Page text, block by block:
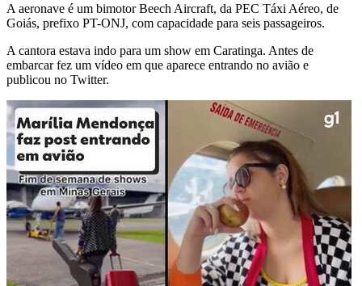
A aeronave é um bimotor Beech Aircraft, da PEC Táxi Aéreo, de
Goiás, prefixo PT-ONJ, com capacidade para seis passageiros.
A cantora estava indo para um show em Caratinga. Antes de
embarcar fez um vídeo em que aparece entrando no avião e
publicou no Twitter.